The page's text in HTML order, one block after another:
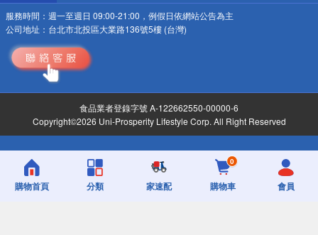
服務時間： 週一至週日 09:00-21:00，例假日依網站公告為主
公司地址： 台北市北投區大業路136號5樓 (台灣)
食品業者登錄字號 A-122662550-00000-6
Copyright©2026 Uni-Prosperity Lifestyle Corp. All Right Reserved
購物首頁 分類 家速配
0
購物車 會員